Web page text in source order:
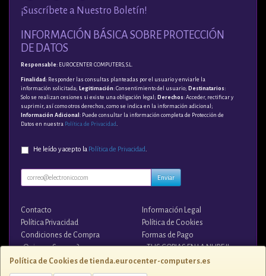
Política de Cookies de tienda.eurocenter-computers.es
¡Suscríbete a Nuestro Boletín!
INFORMACIÓN BÁSICA SOBRE PROTECCIÓN
DE DATOS
Responsable: EUROCENTER COMPUTERS, S.L.
Finalidad : Responder las consultas planteadas por el usuario y enviarle la
información solicitada; Legitimación: Consentimiento del usuario; Destinatarios:
Solo se realizan cesiones si existe una obligación legal; Derechos: Acceder, rectificar y
suprimir, así como otros derechos, como se indica en la información adicional;
Información Adicional : Puede consultar la información completa de Protección de
Datos en nuestra Política de Privacidad
He leído y acepto la Política de Privacidad.
Enviar
Contacto
Información Legal
Política Privacidad
Política de Cookies
Condiciones de Compra
Formas de Pago
¿Quienes Somos?
¡¡ TUS COPIAS EN LA NUBE !!